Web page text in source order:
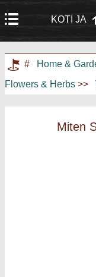
KOTI JA
Koti
Huonekalut
# Home &
Flowers & Herbs >>
Miten